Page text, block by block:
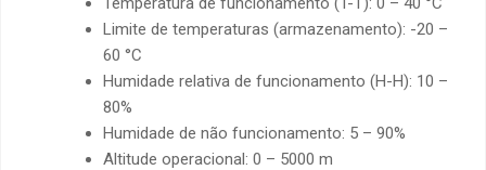
Limite de temperaturas (armazenamento): -20 –
60 °C
Humidade relativa de funcionamento (H-H): 10 –
80%
Humidade de não funcionamento: 5 – 90%
Altitude operacional: 0 – 5000 m